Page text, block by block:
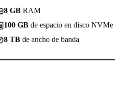
8 GB RAM
100 GB de espacio en disco NVMe
8 TB de ancho de banda